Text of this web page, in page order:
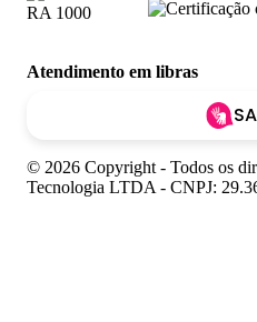
Atendimento em libras
© 2026 Copyright - Todos os
Tecnologia LTDA - CNPJ: